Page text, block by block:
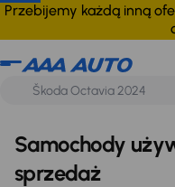
Przebijemy każdą inną
Opel Crossland
Samochody
sprzedaż